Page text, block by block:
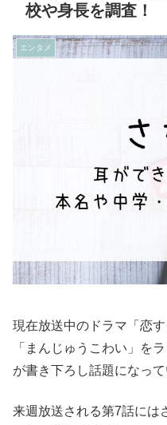
校や身長を調査！
エンタメ
現在放送中のドラマ「恋
「まんじゅうこわい」を
が書き下ろし話題になって
来週放送される第7話には